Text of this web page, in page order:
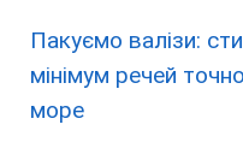
Пакуємо валізи:
мінімум речей
море